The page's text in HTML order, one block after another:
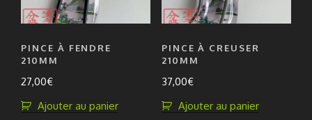
PINCE À FENDRE
210MM
27,00€
Ajouter au panier
PINCE À CREUSER
210MM
37,00€
Ajouter au panier